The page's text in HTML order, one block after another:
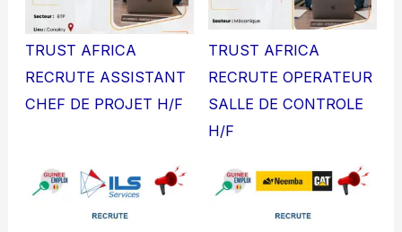
TRUST AFRICA
RECRUTE ASSISTANT
CHEF DE PROJET H/F
TRUST AFRICA
RECRUTE OPERATEUR
SALLE DE CONTROLE
H/F